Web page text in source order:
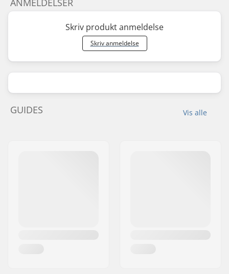
ANMELDELSER
Skriv produkt anmeldelse
Skriv anmeldelse
Vis alle
GUIDES